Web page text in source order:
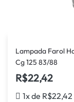
Lampada Farol
Cg 125 83/88
R$22,42
1x de R$22,42